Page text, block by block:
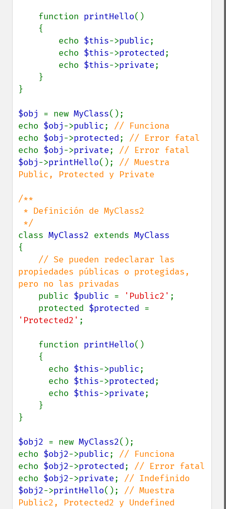
    function
printHello()
        echo
$this->public;
        echo
$this->protected;
        echo
$this->private;
}
$obj = new MyClass();
echo $obj->public;
echo $obj->protected;
echo $obj->private;
$obj->printHello(); // Muestra
Public, Protected y Private
/**
class MyClass2 extends
{
// Se pueden redeclarar las
propiedades públicas o protegidas,
pero no las privadas
public $public = 'Public2' ;
    protected
$protected
'Protected2' ;
    function
printHello()
      echo
$this->public;
      echo
$this->protected;
      echo
$this->private;
}
$obj2 = new MyClass2();
echo $obj2->public;
echo $obj2->protected;
echo $obj2->private;
$obj2->printHello(); // Muestra
Public2, Protected2 y Undefined